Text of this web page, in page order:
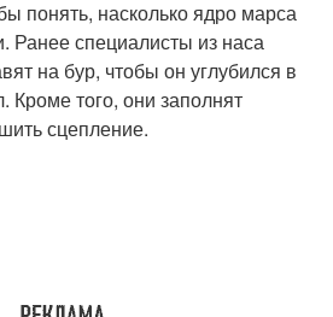
понять, насколько ядро марса
Ранее специалисты из наса
на бур, чтобы он углубился в
Кроме того, они заполнят
сцепление.